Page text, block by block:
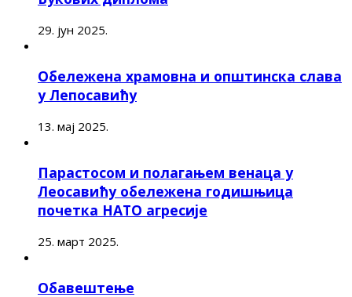
29. јун 2025.
Обележена храмовна и општинска слава
у Лепосавићу
13. мај 2025.
Парастосом и полагањем венаца у
Леосавићу обележена годишњица
почетка НАТО агресије
25. март 2025.
Обавештење